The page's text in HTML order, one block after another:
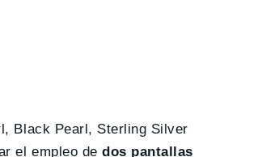
Black Pearl, Sterling Silver
el empleo dedos pantallas